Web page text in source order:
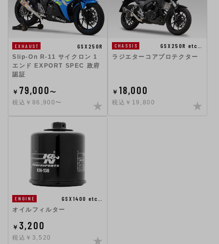
EXHAUST
GSX250R
Slip-On R-11 サイクロン 1
エンド EXPORT SPEC 政府
認証
￥ 79,000〜
税込￥86,900〜
CHASSIS
GSX250R etc…
ラジエターコアプロテクター
￥ 18,000
税込￥19,800
ENGINE
GSX1400 etc…
オイルフィルター
￥ 3,200
税込￥3,520